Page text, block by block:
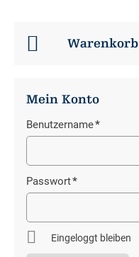
Warenkorb
Mein Konto
Benutzername*
Pflichtfeld
Passwort*
Pflichtfeld
Eingeloggt bleiben